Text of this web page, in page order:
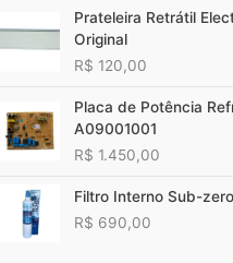
Prateleira Retrátil
Original
R$ 120,00
Placa de Potência
A09001001
R$ 1.450,00
Filtro Interno Sub-
R$ 690,00